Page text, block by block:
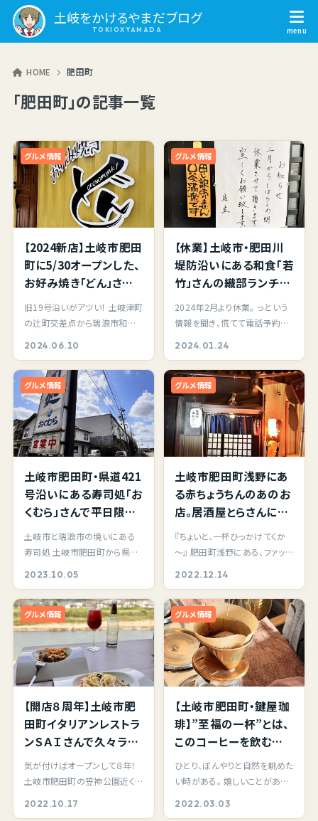
土岐をかけるやまだブログ
HOME 肥田町
「肥田町」の記事一覧
【2024新店】土岐市肥田
町に5/30オープンした、
お好み焼き「どん」さんさ
んで ”焼き物焼き～織
部～” ランチを頂いて
旧19号沿いがアツい！ 土岐津町
の辻町交差点から瑞浪市和合
2024.06.10
グルメ情報
【休業】土岐市・肥田川
堤防沿いにある和食「若
竹」さんの織部ランチを
堪能してきました。営業
再開は未定。一時的な
永遠に・・・。
2024年2月より休業。 っという
情報を聞き、慌てて電話予約す
2024.01.24
グルメ情報
土岐市肥田町・県道421
号沿いにある寿司処「お
くむら」さんで平日限定
サービスランチ。選べる
ネタ１点とお任せ寿司
碗蒸しのＤセット！お得
感ある寿司ランチなら
ここで。
土岐市と瑞浪市の境いにある
寿司処 土岐市肥田町から県道
2023.10.05
グルメ情報
土岐市肥田町浅野にあ
る赤ちょうちんのあのお
店。居酒屋とらさんに4
年ぶりの再訪！築100年
を余裕で超える古民家
にも広い！ペイペイ対
応。
『ちょいと、一杯ひっかけてくか
～』 肥田町浅野にある、ファッシ
2022.12.14
グルメ情報
【開店８周年】土岐市肥
田町イタリアンレストラ
ンＳＡＩさんで久々ラン
チコース！扉を解放し、
椅子の向こうは土岐川
バーサイドイタリアン！
気が付けばオープンして８年！
土岐市肥田町の笠神公園近く、
2022.10.17
グルメ情報
【土岐市肥田町・鍵屋珈
琲】”至福の一杯”とは、
このコーヒーを飲む為
にある言葉だろう。
ひとり、ぼんやりと自然を眺めた
い時がある。 嬉しいことがあっ
2022.03.03
グルメ情報